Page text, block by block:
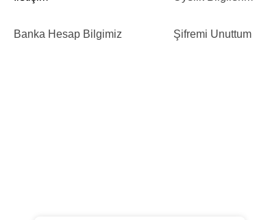
Banka Hesap Bilgimiz Şifremi Unuttum